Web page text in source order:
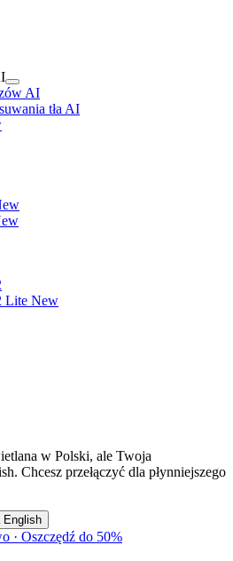
AI
tła AI
Lite New
w Polski, ale Twoja
Chcesz przełączyć dla płynniejszego
English
· Oszczędź do 50%